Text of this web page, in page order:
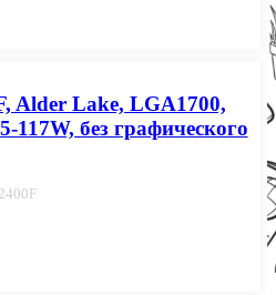
Alder Lake, LGA1700,
117W, без графического